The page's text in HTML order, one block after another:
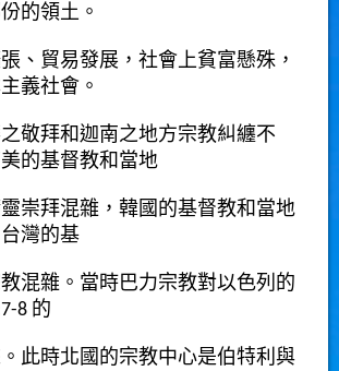
的領土。
張、貿易發展，社會上貧富懸殊，
義社會。
之敬拜和迦南之地方宗教糾纏不
的基督教和當地
崇拜混雜，韓國的基督教和當地
灣的基
混雜。當時巴力宗教對以色列的
8 的
此時北國的宗教中心是伯特利與